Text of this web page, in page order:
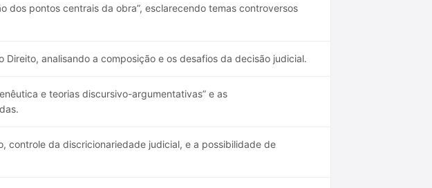
dos pontos centrais da obra”, esclarecendo temas controversos
analisando a composição e os desafios da decisão judicial.
e teorias discursivo-argumentativas” e as
controle da discricionariedade judicial, e a possibilidade de